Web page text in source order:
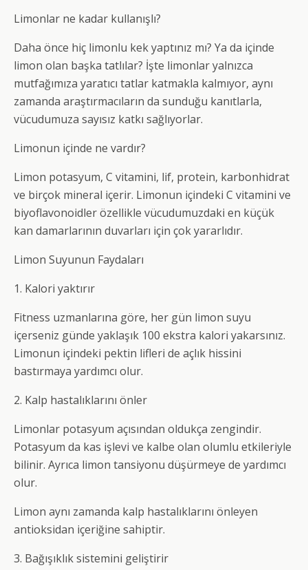
Limonlar ne kadar kullanışlı?
Daha önce hiç limonlu kek yaptınız mı? Ya da içinde
limon olan başka tatlılar? İşte limonlar yalnızca
mutfağımıza yaratıcı tatlar katmakla kalmıyor, aynı
zamanda araştırmacıların da sunduğu kanıtlarla,
vücudumuza sayısız katkı sağlıyorlar.
Limonun içinde ne vardır?
Limon potasyum, C vitamini, lif, protein, karbonhidrat
ve birçok mineral içerir. Limonun içindeki C vitamini ve
biyoflavonoidler özellikle vücudumuzdaki en küçük
kan damarlarının duvarları için çok yararlıdır.
Limon Suyunun Faydaları
1. Kalori yaktırır
Fitness uzmanlarına göre, her gün limon suyu
içerseniz günde yaklaşık 100 ekstra kalori yakarsınız.
Limonun içindeki pektin lifleri de açlık hissini
bastırmaya yardımcı olur.
2. Kalp hastalıklarını önler
Limonlar potasyum açısından oldukça zengindir.
Potasyum da kas işlevi ve kalbe olan olumlu etkileriyle
bilinir. Ayrıca limon tansiyonu düşürmeye de yardımcı
olur.
Limon aynı zamanda kalp hastalıklarını önleyen
antioksidan içeriğine sahiptir.
3. Bağışıklık sistemini geliştirir